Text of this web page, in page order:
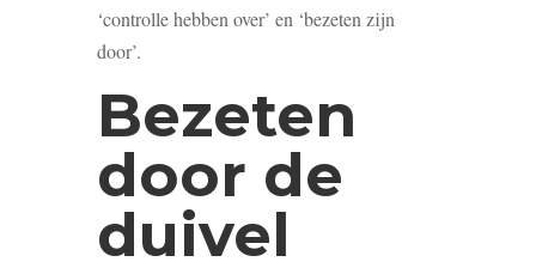
‘controlle hebben over’ en ‘bezeten zijn
door’.
Bezeten
door de
duivel